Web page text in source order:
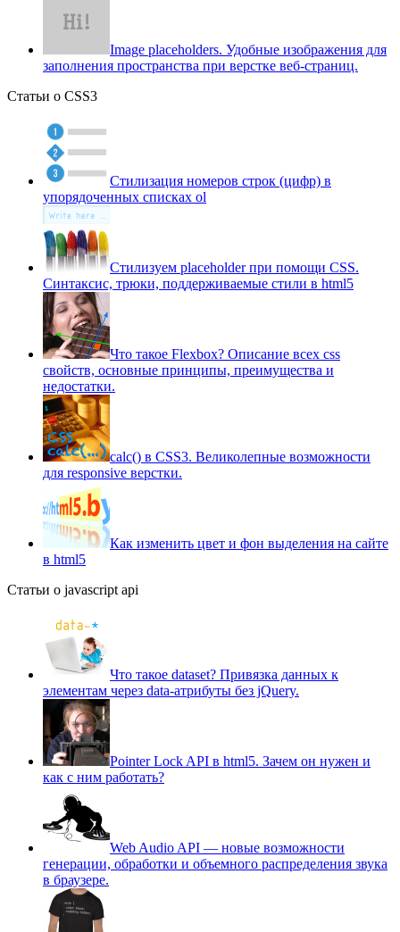
Image placeholders. Удобные изображения для
заполнения пространства при верстке веб-страниц.
Статьи о CSS3
Стилизация номеров строк (цифр) в
упорядоченных списках ol
Стилизуем placeholder при помощи CSS.
Синтаксис, трюки, поддерживаемые стили в html5
Что такое Flexbox? Описание всех css
свойств, основные принципы, преимущества и
недостатки.
сalc() в CSS3. Великолепные возможности
для responsive верстки.
Как изменить цвет и фон выделения на сайте
в html5
Статьи о javascript api
Что такое dataset? Привязка данных к
элементам через data-атрибуты без jQuery.
Pointer Lock API в html5. Зачем он нужен и
как с ним работать?
Web Audio API — новые возможности
генерации, обработки и объемного распределения звука
в браузере.